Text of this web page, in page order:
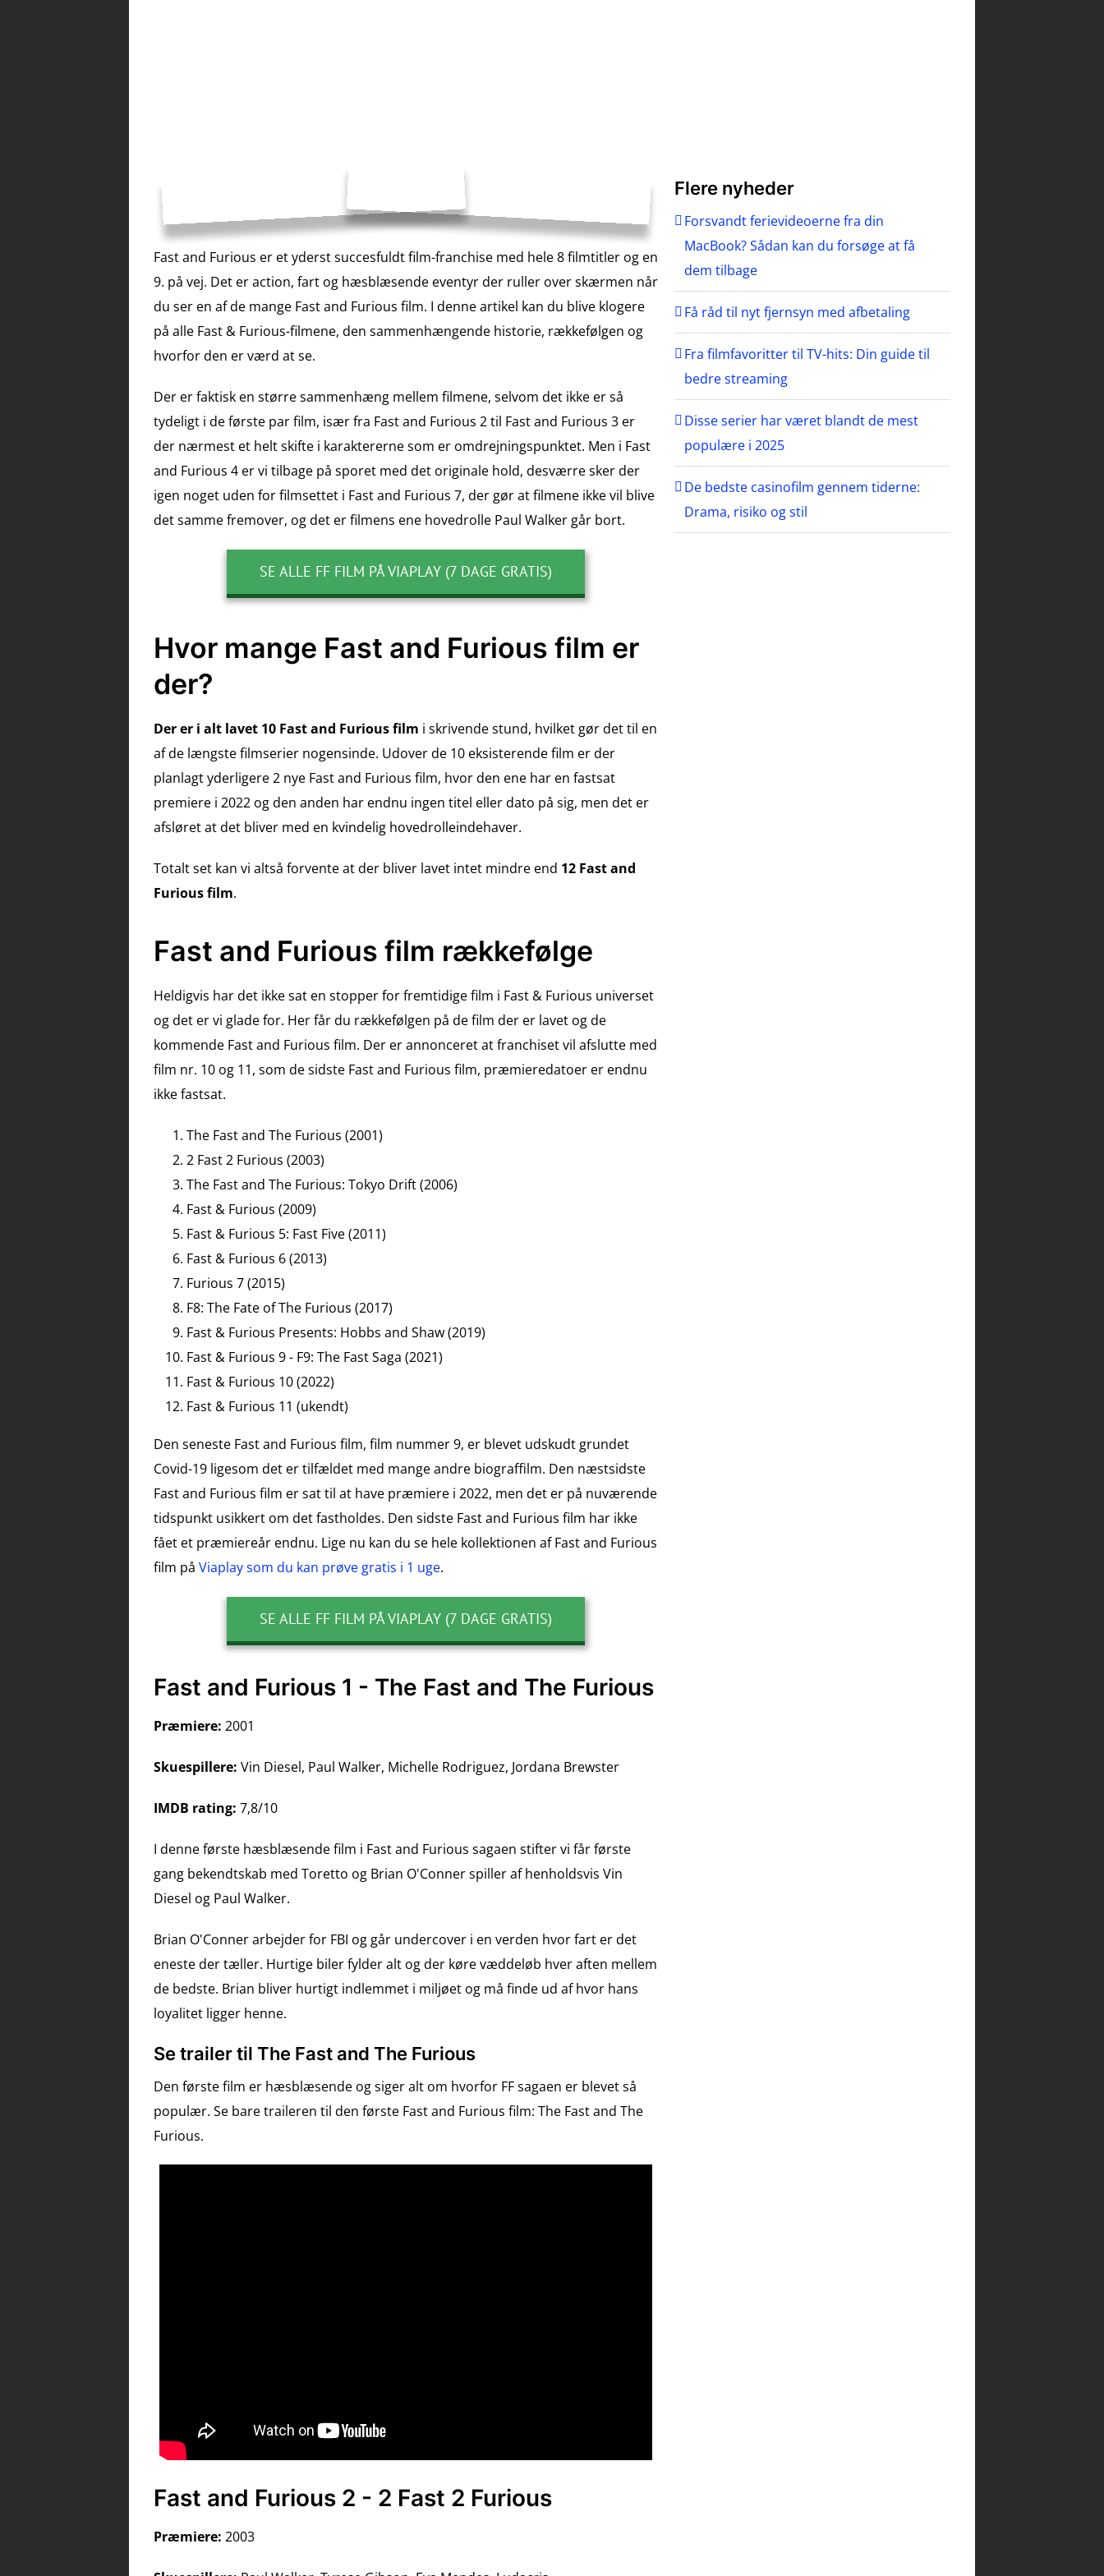
Fast and Furious er et yderst succesfuldt film-franchise med hele 8 filmtitler og en
9. på vej. Det er action, fart og hæsblæsende eventyr der ruller over skærmen når
du ser en af de mange Fast and Furious film. I denne artikel kan du blive klogere
på alle Fast & Furious-filmene, den sammenhængende historie, rækkefølgen og
hvorfor den er værd at se.
Der er faktisk en større sammenhæng mellem filmene, selvom det ikke er så
tydeligt i de første par film, især fra Fast and Furious 2 til Fast and Furious 3 er
der nærmest et helt skifte i karaktererne som er omdrejningspunktet. Men i Fast
and Furious 4 er vi tilbage på sporet med det originale hold, desværre sker der
igen noget uden for filmsettet i Fast and Furious 7, der gør at filmene ikke vil blive
det samme fremover, og det er filmens ene hovedrolle Paul Walker går bort.
SE ALLE FF FILM PÅ VIAPLAY (7 DAGE GRATIS)
Hvor mange Fast and Furious film er
der?
Der er i alt lavet 10 Fast and Furious film i skrivende stund, hvilket gør det til en
af de længste filmserier nogensinde. Udover de 10 eksisterende film er der
planlagt yderligere 2 nye Fast and Furious film, hvor den ene har en fastsat
premiere i 2022 og den anden har endnu ingen titel eller dato på sig, men det er
afsløret at det bliver med en kvindelig hovedrolleindehaver.
Totalt set kan vi altså forvente at der bliver lavet intet mindre end 12 Fast and
Furious film.
Fast and Furious film rækkefølge
Heldigvis har det ikke sat en stopper for fremtidige film i Fast & Furious universet
og det er vi glade for. Her får du rækkefølgen på de film der er lavet og de
kommende Fast and Furious film. Der er annonceret at franchiset vil afslutte med
film nr. 10 og 11, som de sidste Fast and Furious film, præmieredatoer er endnu
ikke fastsat.
The Fast and The Furious (2001)
2 Fast 2 Furious (2003)
The Fast and The Furious: Tokyo Drift (2006)
Fast & Furious (2009)
Fast & Furious 5: Fast Five (2011)
Fast & Furious 6 (2013)
Furious 7 (2015)
F8: The Fate of The Furious (2017)
Fast & Furious Presents: Hobbs and Shaw (2019)
Fast & Furious 9 - F9: The Fast Saga (2021)
Fast & Furious 10 (2022)
Fast & Furious 11 (ukendt)
Den seneste Fast and Furious film, film nummer 9, er blevet udskudt grundet
Covid-19 ligesom det er tilfældet med mange andre biograffilm. Den næstsidste
Fast and Furious film er sat til at have præmiere i 2022, men det er på nuværende
tidspunkt usikkert om det fastholdes. Den sidste Fast and Furious film har ikke
fået et præmiereår endnu. Lige nu kan du se hele kollektionen af Fast and Furious
film på Viaplay som du kan prøve gratis i 1 uge.
SE ALLE FF FILM PÅ VIAPLAY (7 DAGE GRATIS)
Fast and Furious 1 - The Fast and The Furious
Præmiere: 2001
Skuespillere: Vin Diesel, Paul Walker, Michelle Rodriguez, Jordana Brewster
IMDB rating: 7,8/10
I denne første hæsblæsende film i Fast and Furious sagaen stifter vi får første
gang bekendtskab med Toretto og Brian O'Conner spiller af henholdsvis Vin
Diesel og Paul Walker.
Brian O'Conner arbejder for FBI og går undercover i en verden hvor fart er det
eneste der tæller. Hurtige biler fylder alt og der køre væddeløb hver aften mellem
de bedste. Brian bliver hurtigt indlemmet i miljøet og må finde ud af hvor hans
loyalitet ligger henne.
Se trailer til The Fast and The Furious
Den første film er hæsblæsende og siger alt om hvorfor FF sagaen er blevet så
populær. Se bare traileren til den første Fast and Furious film: The Fast and The
Furious.
Fast and Furious 2 - 2 Fast 2 Furious
Præmiere: 2003
Flere nyheder
Forsvandt ferievideoerne fra din
MacBook? Sådan kan du forsøge at få
dem tilbage
Få råd til nyt fjernsyn med afbetaling
Fra filmfavoritter til TV-hits: Din guide til
bedre streaming
Disse serier har været blandt de mest
populære i 2025
De bedste casinofilm gennem tiderne:
Drama, risiko og stil